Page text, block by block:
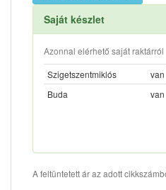
Saját készlet
Azonnal elérhető saját raktárról
Szigetszentmiklós
van
Buda
van
A feltüntetett ár az adott